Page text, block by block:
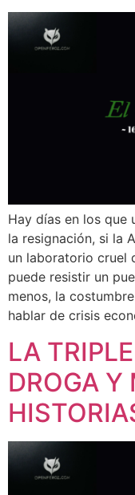
Hay días en los que
la resignación, si la
un laboratorio cruel
puede resistir un
menos, la
hablar de crisis
LA
DROGA Y